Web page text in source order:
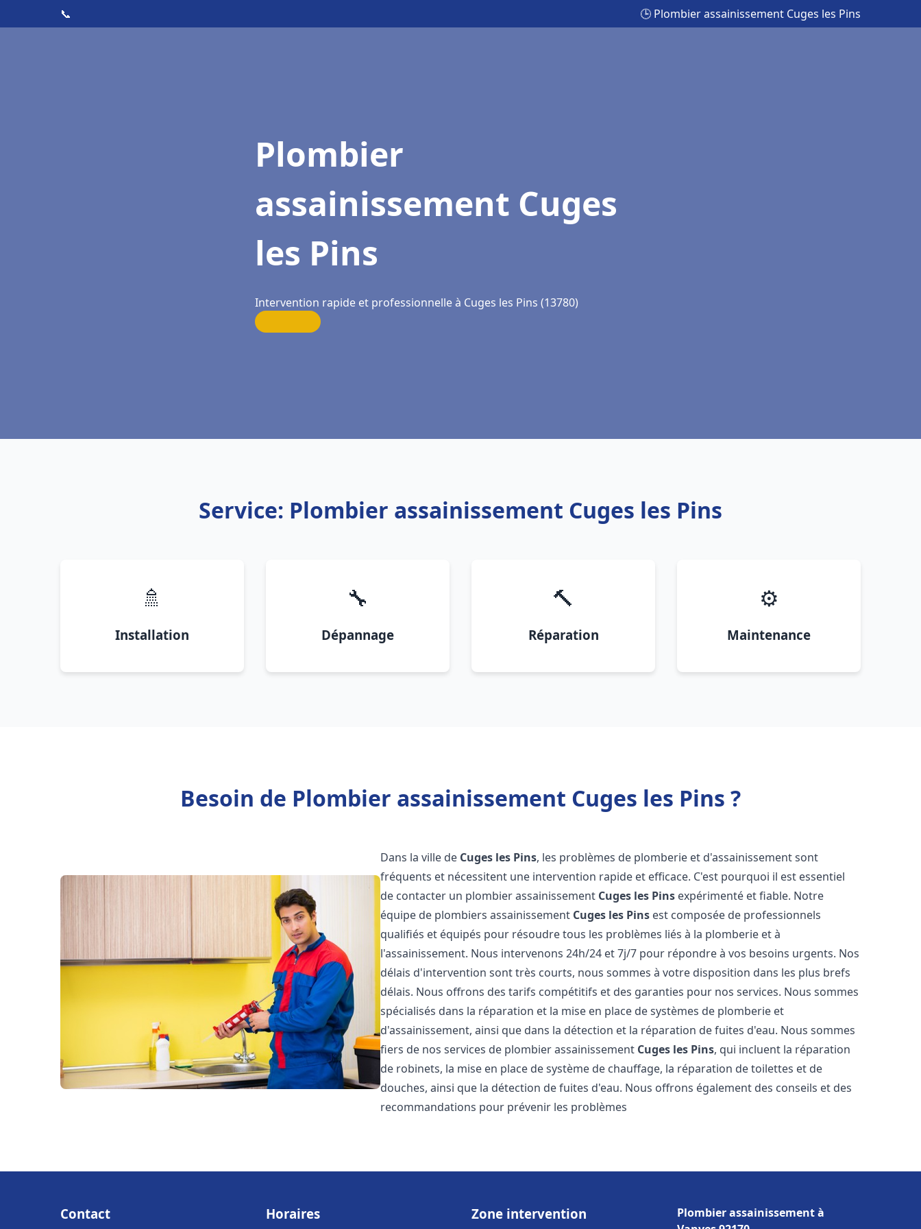
📞 🕒 Plombier assainissement Cuges les Pins
Plombier
assainissement Cuges
les Pins
Intervention rapide et professionnelle à Cuges les Pins (13780)
Service: Plombier assainissement Cuges les Pins
🚿
Installation
🔧
Dépannage
🔨
Réparation
⚙️
Maintenance
Besoin de Plombier assainissement Cuges les Pins ?
Dans la ville de Cuges les Pins, les problèmes de plomberie et d'assainissement sont
fréquents et nécessitent une intervention rapide et efficace. C'est pourquoi il est essentiel
de contacter un plombier assainissement Cuges les Pins expérimenté et fiable. Notre
équipe de plombiers assainissement Cuges les Pins est composée de professionnels
qualifiés et équipés pour résoudre tous les problèmes liés à la plomberie et à
l'assainissement. Nous intervenons 24h/24 et 7j/7 pour répondre à vos besoins urgents. Nos
délais d'intervention sont très courts, nous sommes à votre disposition dans les plus brefs
délais. Nous offrons des tarifs compétitifs et des garanties pour nos services. Nous sommes
spécialisés dans la réparation et la mise en place de systèmes de plomberie et
d'assainissement, ainsi que dans la détection et la réparation de fuites d'eau. Nous sommes
fiers de nos services de plombier assainissement Cuges les Pins, qui incluent la réparation
de robinets, la mise en place de système de chauffage, la réparation de toilettes et de
douches, ainsi que la détection de fuites d'eau. Nous offrons également des conseils et des
recommandations pour prévenir les problèmes
Contact Horaires Zone intervention
Plombier assainissement à